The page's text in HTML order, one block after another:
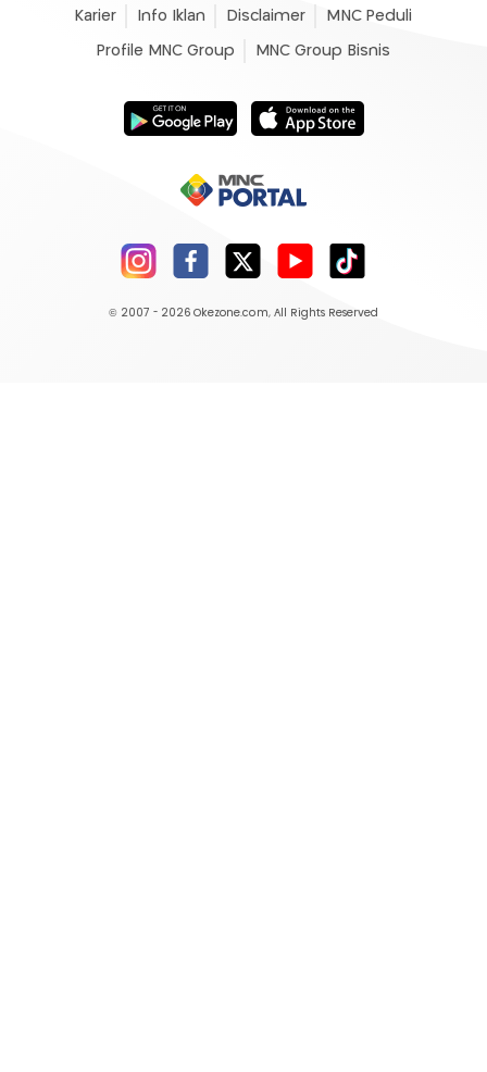
Karier Info Iklan Disclaimer MNC Peduli
Profile MNC Group MNC Group Bisnis
© 2007 - 2026 Okezone.com, All Rights Reserved